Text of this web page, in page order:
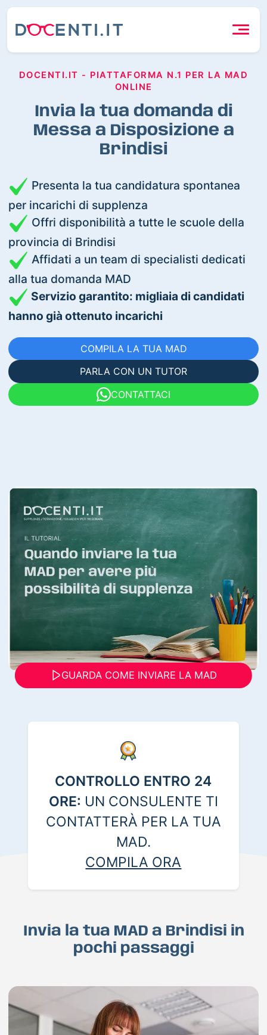
DOCENTI.IT - PIATTAFORMA N.1 PER LA MAD
ONLINE
Invia la tua domanda di
Messa a Disposizione a
Brindisi
Presenta la tua candidatura spontanea
per incarichi di supplenza
Offri disponibilità a tutte le scuole della
provincia di Brindisi
Affidati a un team di specialisti dedicati
alla tua domanda MAD
Servizio garantito: migliaia di candidati
hanno già ottenuto incarichi
COMPILA LA TUA MAD
PARLA CON UN TUTOR
CONTATTACI
GUARDA COME INVIARE LA MAD
CONTROLLO ENTRO 24
ORE: UN CONSULENTE TI
CONTATTERÀ PER LA TUA
MAD.
COMPILA ORA
Invia la tua MAD a Brindisi in
pochi passaggi